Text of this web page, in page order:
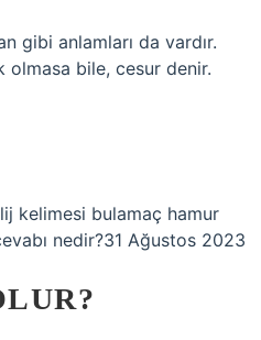
gibi anlamları da vardır.
olmasa bile, cesur denir.
kelimesi bulamaç hamur
nedir?31 Ağustos 2023